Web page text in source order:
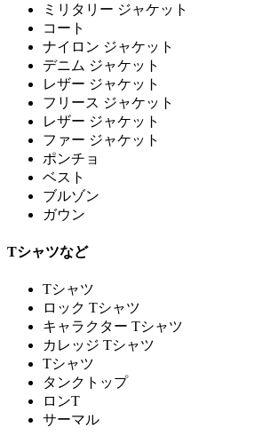
ミリタリー ジャケット
コート
ナイロン ジャケット
デニム ジャケット
レザー ジャケット
フリース ジャケット
レザー ジャケット
ファー ジャケット
ポンチョ
ベスト
ブルゾン
ガウン
Tシャツなど
Tシャツ
ロック Tシャツ
キャラクター Tシャツ
カレッジ Tシャツ
Tシャツ
タンクトップ
ロンT
サーマル